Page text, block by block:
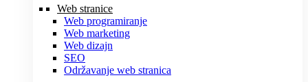
Web stranice
Web programiranje
Web marketing
Web dizajn
SEO
Održavanje web stranica